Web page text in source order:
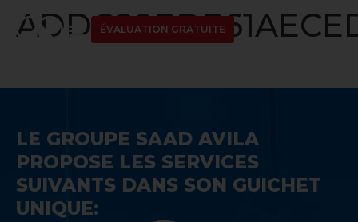
ÉVALUATION GRATUITE
LE GROUPE SAAD AVILA
PROPOSE LES SERVICES
SUIVANTS DANS SON GUICHET
UNIQUE: